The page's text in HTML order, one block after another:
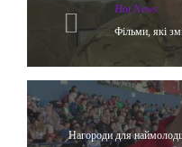
Hot News
Фільми, які
Нагороди для